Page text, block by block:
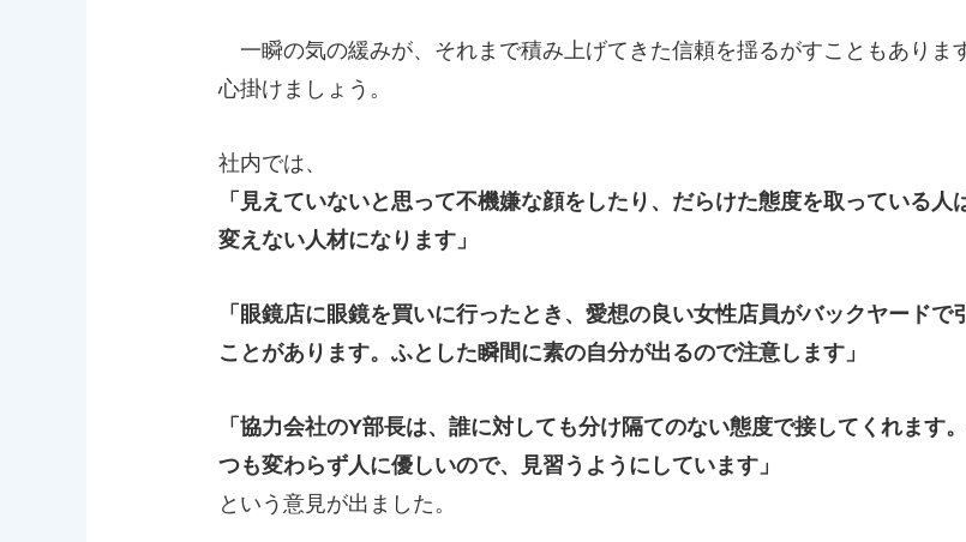
一瞬の気の緩みが、それまで積み上げてきた信頼を揺るがすこともありま
心掛けましょう。
社内では、
「見えていないと思って不機嫌な顔をしたり、だらけた態度を取っている
変えない人材になります」
「眼鏡店に眼鏡を買いに行ったとき、愛想の良い女性店員がバックヤード
ことがあります。ふとした瞬間に素の自分が出るので注意します」
「協力会社のY部長は、誰に対しても分け隔てのない態度で接してくれます
つも変わらず人に優しいので、見習うようにしています」
という意見が出ました。